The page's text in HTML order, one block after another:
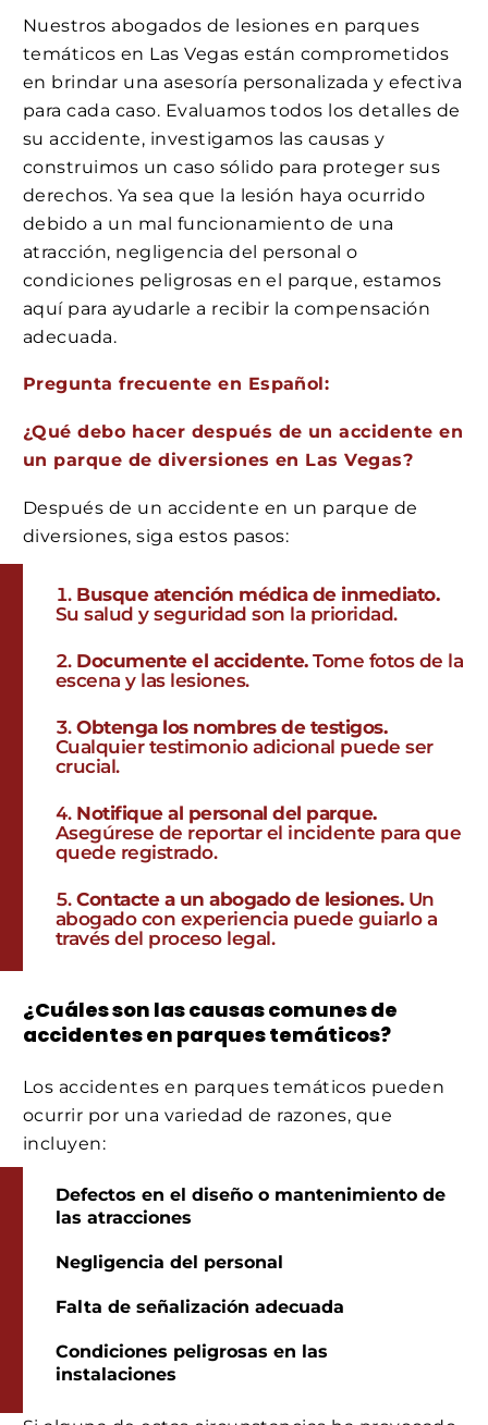
Nuestros abogados de lesiones en parques
temáticos en Las Vegas están comprometidos
en brindar una asesoría personalizada y efectiva
para cada caso. Evaluamos todos los detalles de
su accidente, investigamos las causas y
construimos un caso sólido para proteger sus
derechos. Ya sea que la lesión haya ocurrido
debido a un mal funcionamiento de una
atracción, negligencia del personal o
condiciones peligrosas en el parque, estamos
aquí para ayudarle a recibir la compensación
adecuada.
Pregunta frecuente en Español:
¿Qué debo hacer después de un accidente en
un parque de diversiones en Las Vegas?
Después de un accidente en un parque de
diversiones, siga estos pasos:
Busque atención médica de inmediato.
Su salud y seguridad son la prioridad.
Documente el accidente.Tome fotos de la
escena y las lesiones.
Obtenga los nombres de testigos.
Cualquier testimonio adicional puede ser
crucial.
Notifique al personal del parque.
Asegúrese de reportar el incidente para que
quede registrado.
Contacte a un abogado de lesiones.Un
abogado con experiencia puede guiarlo a
través del proceso legal.
¿Cuáles son las causas comunes de
accidentes en parques temáticos?
Los accidentes en parques temáticos pueden
ocurrir por una variedad de razones, que
incluyen:
Defectos en el diseño o mantenimiento de
las atracciones
Negligencia del personal
Falta de señalización adecuada
Condiciones peligrosas en las
instalaciones